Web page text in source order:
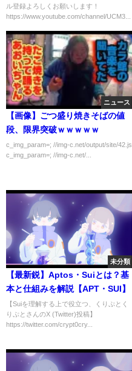
ル登録よろしくお願いします！
https://www.youtube.com/channel/UCM3...
ニュース
【画像】ごつ盛り焼きそばの値
段、限界突破ｗｗｗｗｗ
c_img_param=; //img-c.net/output/site/42.js
c_img_param=; //img-c.net/...
未分類
【最新鋭】Aptos・Suiとは？基
本と仕組みを解説【APT・SUI】
【Suiを理解する上で役立つ、くりぷとく
りぷとさんのX (Twitter)投稿】
https://twitter.com/crypt0cry...